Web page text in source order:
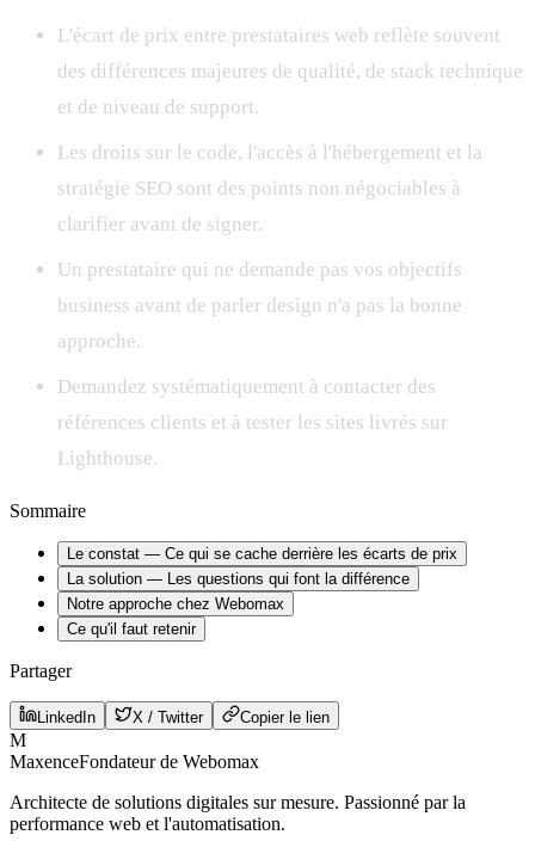
L'écart de prix entre prestataires web reflète souvent
des différences majeures de qualité, de stack technique
et de niveau de support.
Les droits sur le code, l'accès à l'hébergement et la
stratégie SEO sont des points non négociables à
clarifier avant de signer.
Un prestataire qui ne demande pas vos objectifs
business avant de parler design n'a pas la bonne
approche.
Demandez systématiquement à contacter des
références clients et à tester les sites livrés sur
Lighthouse.
Sommaire
Le constat — Ce qui se cache derrière les écarts de prix
La solution — Les questions qui font la différence
Notre approche chez Webomax
Ce qu'il faut retenir
Partager
LinkedIn X / Twitter Copier le lien
M
MaxenceFondateur de Webomax
Architecte de solutions digitales sur mesure. Passionné par la
performance web et l'automatisation.